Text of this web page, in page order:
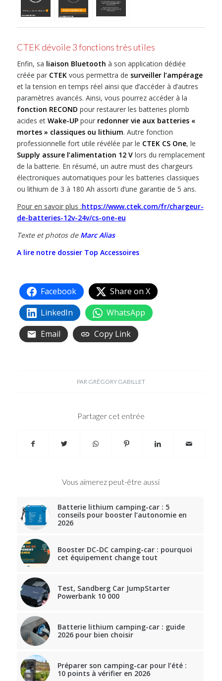
CTEK dévoile 3 fonctions très utiles
Enfin, sa liaison Bluetooth à son application dédiée
créée par CTEKvous permettra de surveiller l’ampérage
et la tension en temps réel ainsi que d’accéder à d’autres
paramètres avancés. Ainsi, vous pourrez accéder à la
fonction RECOND pour restaurer les batteries plomb
acides et Wake-UPpourredonner vie aux batteries «
mortes » classiques ou lithium. Autre fonction
professionnelle fort utile révélée par le CTEK CS One, le
Supply assure l’alimentation 12 Vlors du remplacement
de la batterie. En résumé, un autre must des chargeurs
électroniques automatiques pour les batteries classiques
ou lithium de 3 à 180 Ah assorti d’une garantie de 5 ans.
Pour en savoir plus :https://www.ctek.com/fr/chargeur-
de-batteries-12v-24v/cs-one-eu
Texte et photos de Marc Alias
A lire notre dossier Top Accessoires
Facebook
Share on X
LinkedIn
WhatsApp
Email
Copy Link
PAR GRÉGORY GABILLET
Partager cet entrée
Vous aimerez peut-être aussi
Batterie lithium camping-car : 5
conseils pour booster l’autonomie en
2026
Booster DC-DC camping-car : pourquoi
cet équipement change tout
Test, Sandberg Car JumpStarter
Powerbank 10 000
Batterie lithium camping-car : guide
2026 pour bien choisir
Préparer son camping-car pour l’été :
10 points à vérifier en 2026